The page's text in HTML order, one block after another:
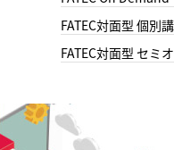
FATEC対面型 個別
FATEC対面型 セミ